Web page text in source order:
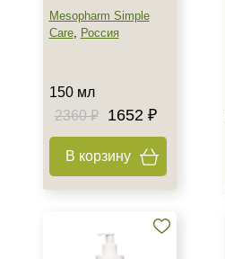
Лицо
Объём
100 мл
150 мл
Mesopharm Simple
Care, Россия
150 мл
2360 ₽
1652 ₽
В корзину